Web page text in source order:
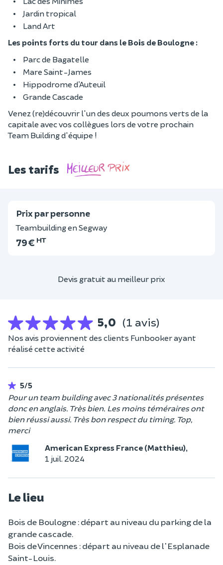
Jardin tropical
Land Art
Les points forts du tour dans le Bois de Boulogne :
Parc de Bagatelle
Mare Saint-James
Hippodrome d’Auteuil
Grande Cascade
Venez (re)découvrir l'un des deux poumons verts de la
capitale avec vos collègues lors de votre prochain
Team Building d'équipe !
Les tarifs
Prix par personne
Teambuilding en Segway
79 € HT
Devis gratuit au meilleur prix
5,0 (1 avis)
Nos avis proviennent des clients Funbooker ayant
réalisé cette activité
5/5
Pour un team building avec 3 nationalités présentes
donc en anglais. Très bien. Les moins téméraires ont
bien réussi aussi. Très bon respect du timing. Top,
merci
American Express France (Matthieu),
1 juil. 2024
Le lieu
Bois de Boulogne : départ au niveau du parking de la
grande cascade.
Bois de Vincennes : départ au niveau de l'Esplanade
Saint-Louis.